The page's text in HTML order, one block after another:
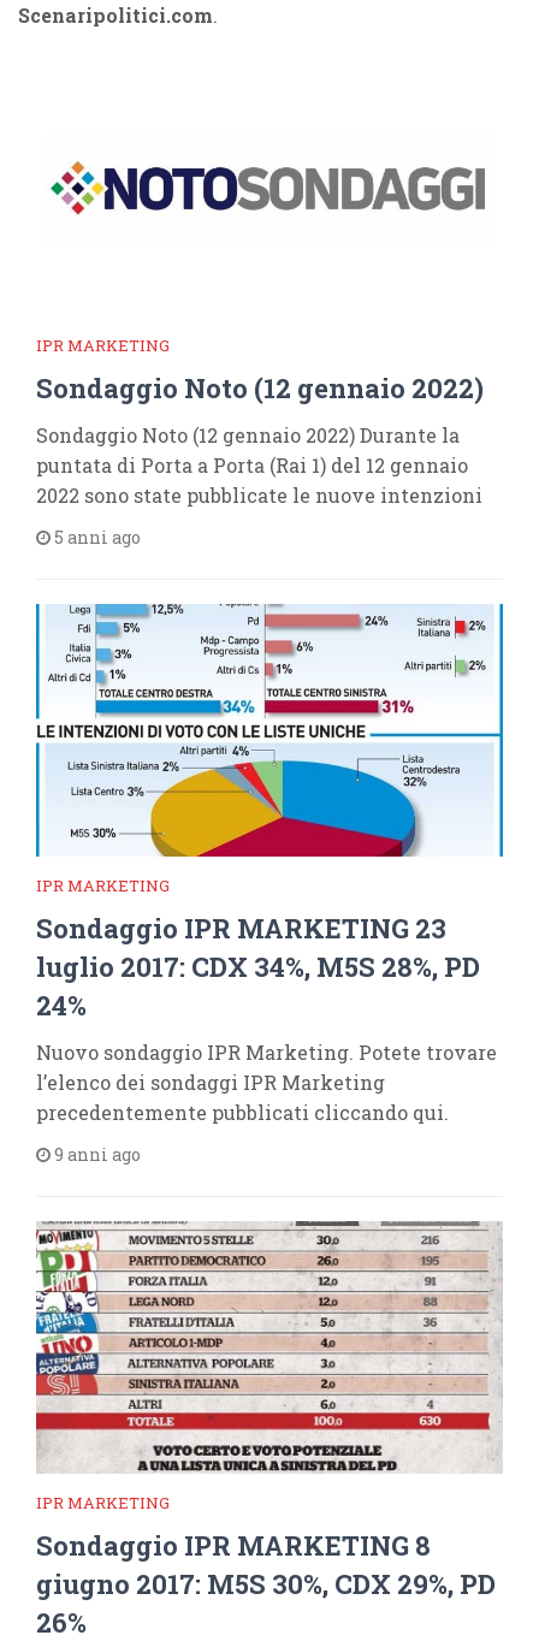
Scenaripolitici.com.
IPR MARKETING
Sondaggio Noto (12 gennaio 2022)
Sondaggio Noto (12 gennaio 2022) Durante la
puntata di Porta a Porta (Rai 1) del 12 gennaio
2022 sono state pubblicate le nuove intenzioni
5 anni ago
IPR MARKETING
Sondaggio IPR MARKETING 23
luglio 2017: CDX 34%, M5S 28%, PD
24%
Nuovo sondaggio IPR Marketing. Potete trovare
l’elenco dei sondaggi IPR Marketing
precedentemente pubblicati cliccando qui.
9 anni ago
IPR MARKETING
Sondaggio IPR MARKETING 8
giugno 2017: M5S 30%, CDX 29%, PD
26%